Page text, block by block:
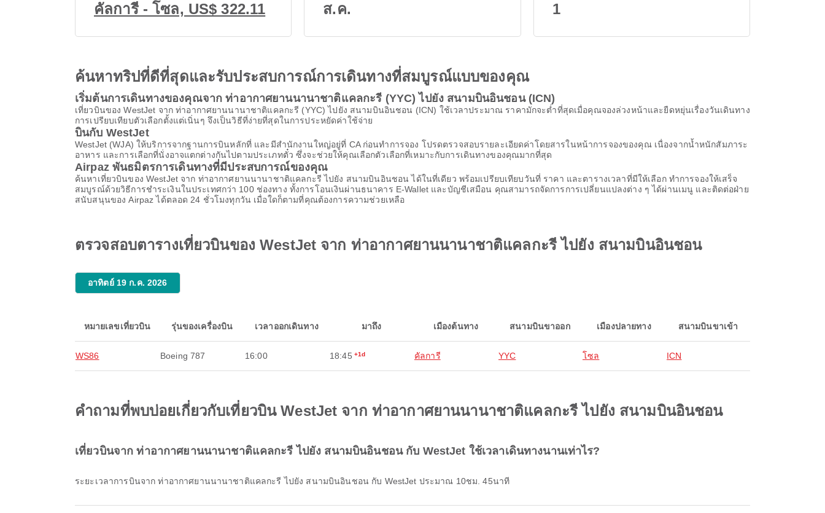
คัลการี - โซล, US$ 322.11 ส.ค. 1
ค้นหาทริปที่ดีที่สุดและรับประสบการณ์การเดินทางที่สมบูรณ์แบบของคุณ
เริ่มต้นการเดินทางของคุณจาก ท่าอากาศยานนานาชาติแคลกะรี (YYC) ไปยัง สนามบินอินชอน (ICN)
เที่ยวบินของ WestJet จาก ท่าอากาศยานนานาชาติแคลกะรี (YYC) ไปยัง สนามบินอินชอน (ICN) ใช้เวลาประมาณ ราคามักจะต่ำที่สุดเมื่อคุณจองล่วงหน้าและยืดหยุ่นเรื่องวันเดินทาง
การเปรียบเทียบตัวเลือกตั้งแต่เนิ่นๆ จึงเป็นวิธีที่ง่ายที่สุดในการประหยัดค่าใช้จ่าย
บินกับ WestJet
WestJet (WJA) ให้บริการจากฐานการบินหลักที่ และมีสำนักงานใหญ่อยู่ที่ CA ก่อนทำการจอง โปรดตรวจสอบรายละเอียดค่าโดยสารในหน้าการจองของคุณ เนื่องจากน้ำหนักสัมภาระ
อาหาร และการเลือกที่นั่งอาจแตกต่างกันไปตามประเภทตั๋ว ซึ่งจะช่วยให้คุณเลือกตัวเลือกที่เหมาะกับการเดินทางของคุณมากที่สุด
Airpaz พันธมิตรการเดินทางที่มีประสบการณ์ของคุณ
ค้นหาเที่ยวบินของ WestJet จาก ท่าอากาศยานนานาชาติแคลกะรี ไปยัง สนามบินอินชอน ได้ในที่เดียว พร้อมเปรียบเทียบวันที่ ราคา และตารางเวลาที่มีให้เลือก ทำการจองให้เสร็จ
สมบูรณ์ด้วยวิธีการชำระเงินในประเทศกว่า 100 ช่องทาง ทั้งการโอนเงินผ่านธนาคาร E-Wallet และบัญชีเสมือน คุณสามารถจัดการการเปลี่ยนแปลงต่าง ๆ ได้ผ่านเมนู และติดต่อฝ่าย
สนับสนุนของ Airpaz ได้ตลอด 24 ชั่วโมงทุกวัน เมื่อใดก็ตามที่คุณต้องการความช่วยเหลือ
ตรวจสอบตารางเที่ยวบินของ WestJet จาก ท่าอากาศยานนานาชาติแคลกะรี ไปยัง สนามบินอินชอน
อาทิตย์ 19 ก.ค. 2026
หมายเลขเที่ยวบิน รุ่นของเครื่องบิน เวลาออกเดินทาง มาถึง เมืองต้นทาง สนามบินขาออก เมืองปลายทาง สนามบินขาเข้า
WS86 Boeing 787 16:00 18:45 +1d คัลการี YYC โซล ICN
คำถามที่พบบ่อยเกี่ยวกับเที่ยวบิน WestJet จาก ท่าอากาศยานนานาชาติแคลกะรี ไปยัง สนามบินอินชอน
เที่ยวบินจาก ท่าอากาศยานนานาชาติแคลกะรี ไปยัง สนามบินอินชอน กับ WestJet ใช้เวลาเดินทางนานเท่าไร?
ระยะเวลาการบินจาก ท่าอากาศยานนานาชาติแคลกะรี ไปยัง สนามบินอินชอน กับ WestJet ประมาณ 10ชม. 45นาที